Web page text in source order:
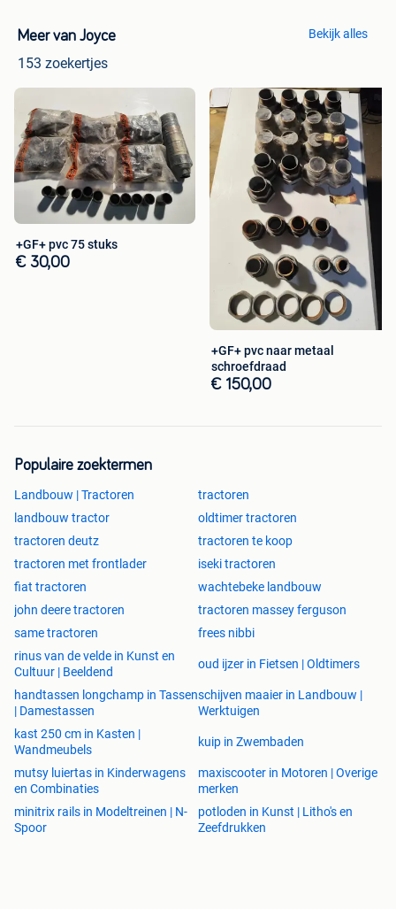
Meer van Joyce
153 zoekertjes
Bekijk alles
+GF+ pvc 75 stuks
€ 30,00
+GF+ pvc naar metaal
schroefdraad
€ 150,00
Populaire zoektermen
Landbouw | Tractoren
tractoren
landbouw tractor
oldtimer tractoren
tractoren deutz
tractoren te koop
tractoren met frontlader
iseki tractoren
fiat tractoren
wachtebeke landbouw
john deere tractoren
tractoren massey ferguson
same tractoren
frees nibbi
rinus van de velde in Kunst en
Cultuur | Beeldend
oud ijzer in Fietsen | Oldtimers
handtassen longchamp in Tassen
| Damestassen
schijven maaier in Landbouw |
Werktuigen
kast 250 cm in Kasten |
Wandmeubels
kuip in Zwembaden
mutsy luiertas in Kinderwagens
en Combinaties
maxiscooter in Motoren | Overige
merken
minitrix rails in Modeltreinen | N-
Spoor
potloden in Kunst | Litho's en
Zeefdrukken